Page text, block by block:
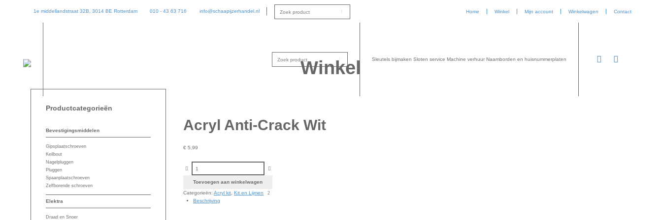
1e middellandstraat 32B, 3014 BE Rotterdam 010 - 43 63 716 info@schaapijzerhandel.nl Home Winkel Mijn account Winkelwagen Contact
Sleutels bijmaken Sloten service Machine verhuur Naamborden en huisnummerplaten
Winkel
Acryl Anti-Crack Wit
€ 5,99
Toevoegen aan winkelwagen
Categorieën: Acryl kit, Kit en Lijmen
Beschrijving
Productcategorieën
Bevestigingsmiddelen
Gipsplaatschroeven
Keilbout
Nagelpluggen
Pluggen
Spaanplaatschroeven
Zelfborende schroeven
Elektra
Draad en Snoer